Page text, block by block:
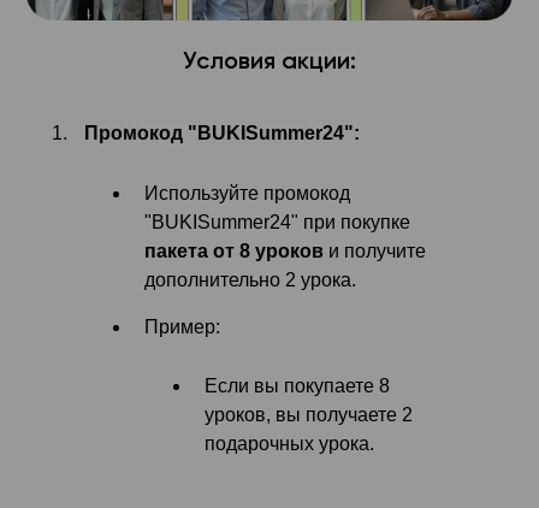
Условия акции:
Промокод "BUKISummer24":
Используйте промокод
"BUKISummer24" при покупке
пакета от 8 уроков и получите
дополнительно 2 урока.
Пример:
Если вы покупаете 8
уроков, вы получаете 2
подарочных урока.